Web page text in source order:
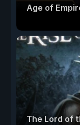
Age of
The Lord of